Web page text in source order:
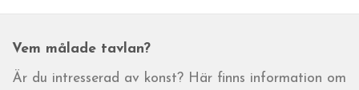
Vem målade tavlan?
Är du intresserad av konst? Här finns information om